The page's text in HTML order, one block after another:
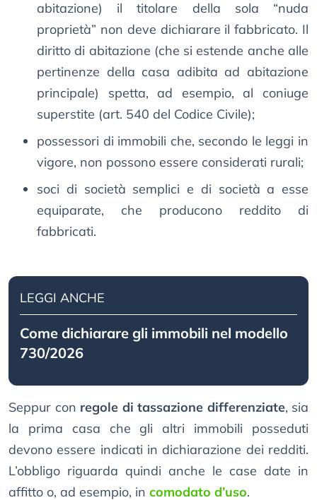
abitazione) il titolare della sola “nuda
proprietà” non deve dichiarare il fabbricato. Il
diritto di abitazione (che si estende anche alle
pertinenze della casa adibita ad abitazione
principale) spetta, ad esempio, al coniuge
superstite (art. 540 del Codice Civile);
possessori di immobili che, secondo le leggi in
vigore, non possono essere considerati rurali;
soci di società semplici e di società a esse
equiparate, che producono reddito di
fabbricati.
LEGGI ANCHE
Come dichiarare gli immobili nel modello
730/2026
Seppur con regole di tassazione differenziate, sia
la prima casa che gli altri immobili posseduti
devono essere indicati in dichiarazione dei redditi.
L’obbligo riguarda quindi anche le case date in
affitto o, ad esempio, in comodato d’uso.